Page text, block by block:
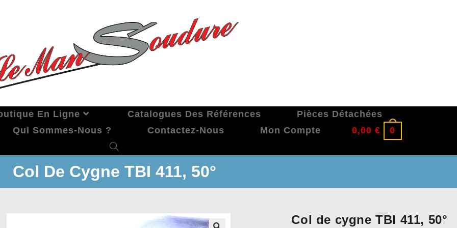
En Ligne Catalogues Des Références
Pièces Détachées
Qui Sommes-Nous ? Contactez-Nous Mon Compte 0,00 € 0
Col De Cygne TBI 411, 50°
Col de cygne TBI 411, 50°